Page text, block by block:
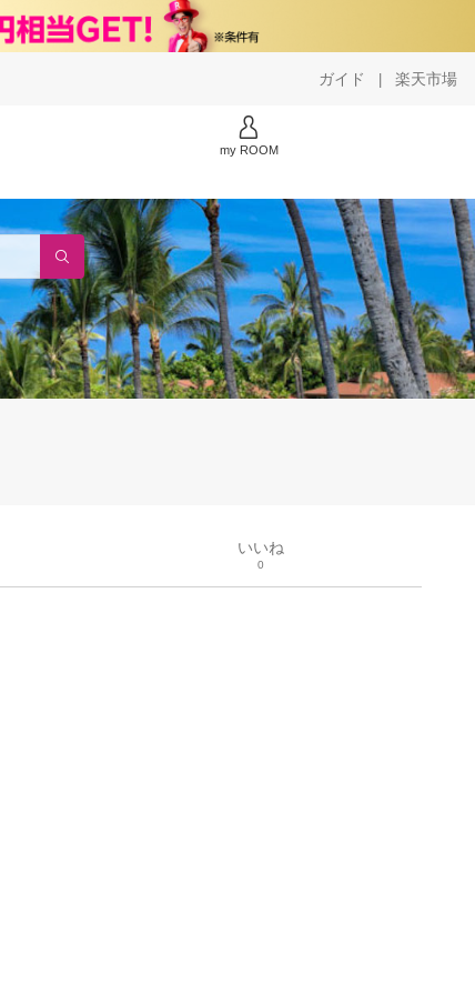
ガイド | 楽天市場
my ROOM
いいね
0